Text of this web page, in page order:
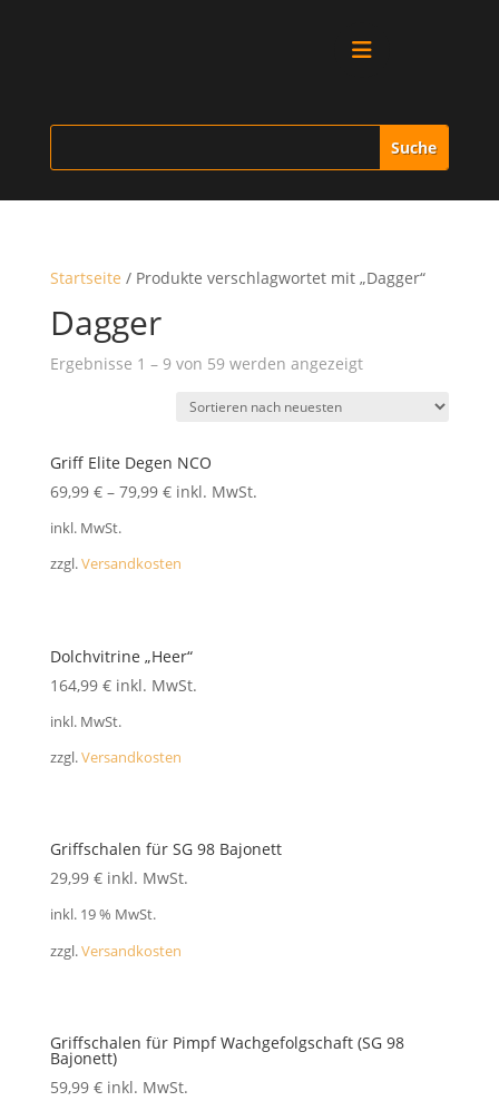
Vitrinen
Literatur
Merchandise
FAQ
Startseite / Produkte verschlagwortet mit „Dagger“
Dagger
Ergebnisse 1 – 9 von 59 werden angezeigtNach
Griff Elite Degen NCO
69,99 €– 79,99 € inkl. MwSt.
inkl. MwSt.
zzgl.Versandkosten
Dolchvitrine „Heer“
164,99 € inkl. MwSt.
inkl. MwSt.
zzgl.Versandkosten
Griffschalen für SG 98 Bajonett
29,99 € inkl. MwSt.
inkl. 19 % MwSt.
zzgl.Versandkosten
Griffschalen für Pimpf Wachgefolgschaft (SG 98
Bajonett)
59,99 € inkl. MwSt.